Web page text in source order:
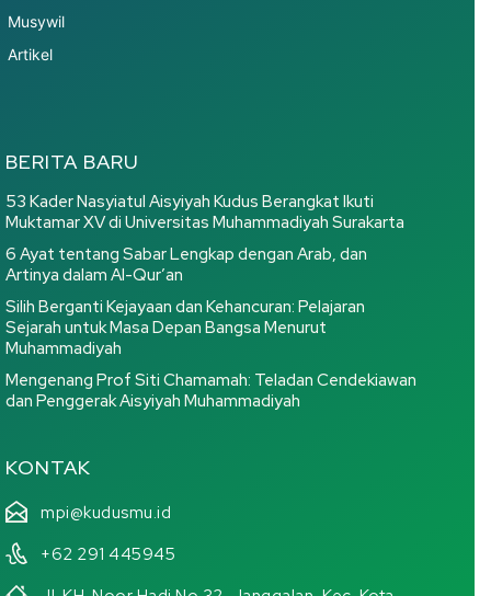
Musywil
Artikel
BERITA BARU
53 Kader Nasyiatul Aisyiyah Kudus Berangkat Ikuti
Muktamar XV di Universitas Muhammadiyah Surakarta
6 Ayat tentang Sabar Lengkap dengan Arab, dan
Artinya dalam Al-Qur’an
Silih Berganti Kejayaan dan Kehancuran: Pelajaran
Sejarah untuk Masa Depan Bangsa Menurut
Muhammadiyah
Mengenang Prof Siti Chamamah: Teladan Cendekiawan
dan Penggerak Aisyiyah Muhammadiyah
KONTAK
mpi@kudusmu.id
+62 291 445945